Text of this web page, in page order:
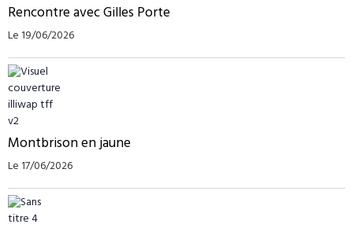
Rencontre avec Gilles Porte
Le 19/06/2026
Montbrison en jaune
Le 17/06/2026